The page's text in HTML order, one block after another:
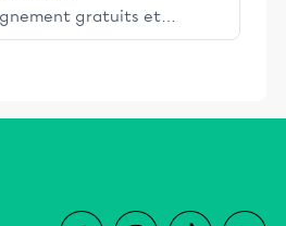
gratuits et
engage les élèves
dans la réussite